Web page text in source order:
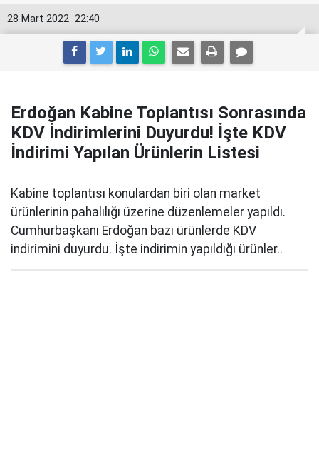
22:40
28 Mart 2022
Erdoğan Kabine Toplantısı Sonrasında
KDV İndirimlerini Duyurdu! İşte KDV
İndirimi Yapılan Ürünlerin Listesi
Kabine toplantısı konulardan biri olan market
ürünlerinin pahalılığı üzerine düzenlemeler yapıldı.
Cumhurbaşkanı Erdoğan bazı ürünlerde KDV
indirimini duyurdu. İşte indirimin yapıldığı ürünler..